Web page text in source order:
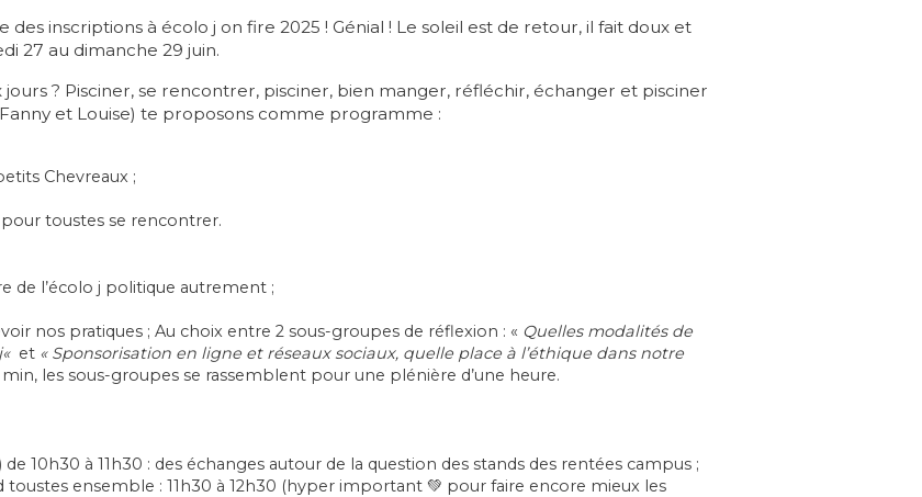
inscriptions à écolo j on fire 2025 ! Génial ! Le soleil est de retour, il fait doux et
27 au dimanche 29 juin.
jours ? Pisciner, se rencontrer, pisciner, bien manger, réfléchir, échanger et pisciner
et Louise) te proposons comme programme :
Chevreaux ;
toustes se rencontrer.
de l’écolo j politique autrement ;
nos pratiques ; Au choix entre 2 sous-groupes de réflexion : « Quelles modalités de
« et « Sponsorisation en ligne et réseaux sociaux, quelle place à l’éthique dans notre
les sous-groupes se rassemblent pour une plénière d’une heure.
10h30 à 11h30 : des échanges autour de la question des stands des rentées campus ;
toustes ensemble : 11h30 à 12h30 (hyper important 💚 pour faire encore mieux les